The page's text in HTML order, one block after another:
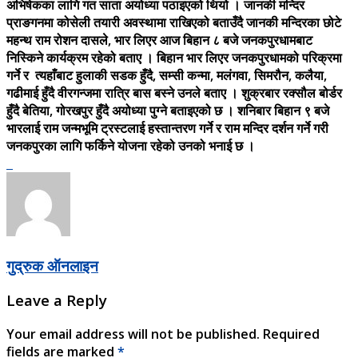
अभिषेकका लागि गत साता अयोध्या पठाइएको थियो । जानकी मन्दिर
प्राङगनमा कोसेली तयारी अवस्थामा राखिएको बताउँदै जानकी मन्दिरका छोटे
महन्थ राम रोशन दासले, भार लिएर आज बिहान ८ बजे जनकपुरधामबाट
निस्किने कार्यक्रम रहेको बताए । बिहान भार लिएर जनकपुरधामको परिक्रमा
गर्ने र त्यहाँबाट हुलाकी सडक हुँदै, सम्सी कन्मा, मलंगवा, सिमरौन, कलैया,
गढीमाई हुँदै वीरगन्जमा रात्रि बास बस्ने उनले बताए । शुक्रबार रक्सौल बोर्डर
हुँदै बेतिया, गोरखपुर हुँदै अयोध्या पुग्ने बताइएको छ । शनिबार बिहान ९ बजे
भारलाई राम जन्मभूमि ट्रस्टलाई हस्तान्तरण गर्ने र राम मन्दिर दर्शन गर्ने गरी
जनकपुरका लागि फर्किने योजना रहेको उनको भनाई छ ।
गुद्रुक ऑनलाइन
Leave a Reply
Your email address will not be published. Required
fields are marked *